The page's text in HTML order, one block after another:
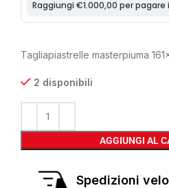
Tagliapiastrelle masterpiuma
2 disponibili
AGGIUNGI AL
Spedizioni